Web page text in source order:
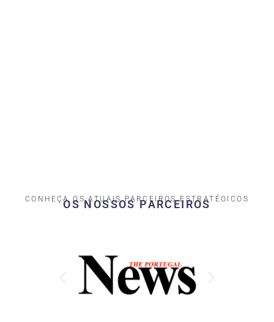
CONHEÇA OS ATUAIS PARCEIROS ESTRATÉGICOS
OS NOSSOS PARCEIROS​